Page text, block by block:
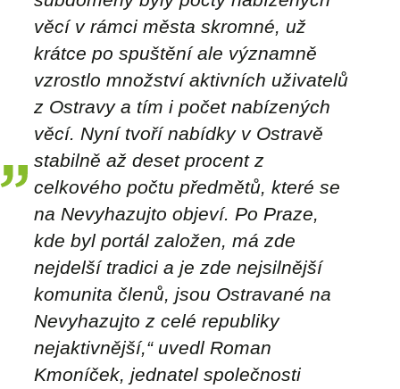
věcí v rámci města skromné, už
krátce po spuštění ale významně
vzrostlo množství aktivních uživatelů
z Ostravy a tím i počet nabízených
věcí. Nyní tvoří nabídky v Ostravě
stabilně až deset procent z
celkového počtu předmětů, které se
na Nevyhazujto objeví. Po Praze,
kde byl portál založen, má zde
nejdelší tradici a je zde nejsilnější
komunita členů, jsou Ostravané na
Nevyhazujto z celé republiky
nejaktivnější,“ uvedl Roman
Kmoníček, jednatel společnosti